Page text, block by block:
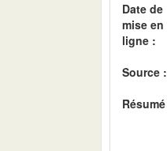
Date de
mise en
ligne :
Source :